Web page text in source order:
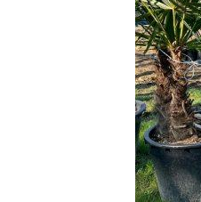
Terracotta
TERRACOTTA.NL
TERRACOTTA.BE
TERRAKOTTA.DE